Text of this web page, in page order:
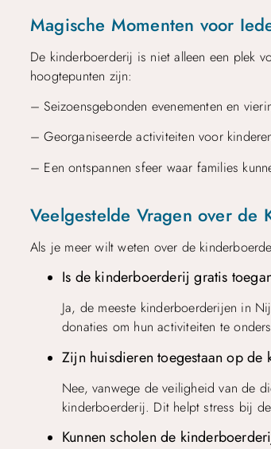
Magische Momenten voor
De kinderboerderij is niet alleen een plek
hoogtepunten zijn:
– Seizoensgebonden evenementen en
– Georganiseerde activiteiten voor
– Een ontspannen sfeer waar families
Veelgestelde Vragen over
Als je meer wilt weten over de
Is de kinderboerderij gratis
Ja, de meeste kinderboerderijen in
donaties om hun activiteiten te
Zijn huisdieren toegestaan op
Nee, vanwege de veiligheid van de
kinderboerderij. Dit helpt stress bij
Kunnen scholen de